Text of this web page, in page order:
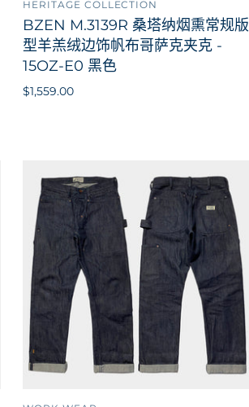
HERITAGE COLLECTION
BZEN M.3139R 桑塔纳烟熏常规版
型羊羔绒边饰帆布哥萨克夹克 -
15OZ-E0 黑色
$1,559.00